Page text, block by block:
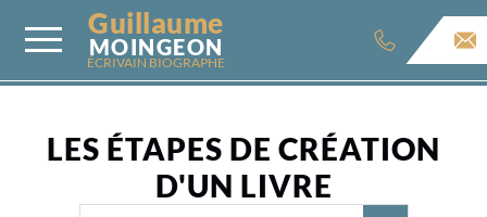
Guillaume
MOINGEON
ÉCRIVAIN BIOGRAPHE
LES ÉTAPES DE CRÉATION
D'UN LIVRE